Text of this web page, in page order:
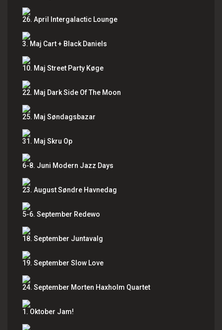
26. April Intergalactic Lounge
3. Maj Cart + Black Daniels
10. Maj Street Party Køge
22. Maj Dark Side Of The Moon
25. Maj Søndagsbazar
31. Maj Skru Op
6-8. Juni Modern Jazz Days
23. August Søndre Havnedag
5-6. September Redewo
18. September Juntavalg
19. September Slow Love
24. September Morten Haxholm Quartet
1. Oktober Jam!